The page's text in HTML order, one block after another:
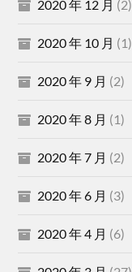
2020 年 12 月 (2)
2020 年 10 月 (1)
2020 年 9 月 (2)
2020 年 8 月 (1)
2020 年 7 月 (2)
2020 年 6 月 (3)
2020 年 4 月 (6)